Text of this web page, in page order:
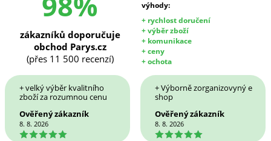
výhody:
+ rychlost doručení
+ výběr zboží
+ komunikace
+ ceny
+ ochota
zákazníků doporučuje
obchod Parys.cz
(přes 11 500 recenzí)
+ velký výběr kvalitního
zboží za rozumnou cenu
Ověřený zákazník
8. 8. 2026
5
+ Výborně zorganizovyný e
shop
Ověřený zákazník
8. 8. 2026
5